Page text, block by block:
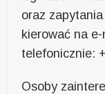
oraz
kierować na
telefonicznie:
Osoby